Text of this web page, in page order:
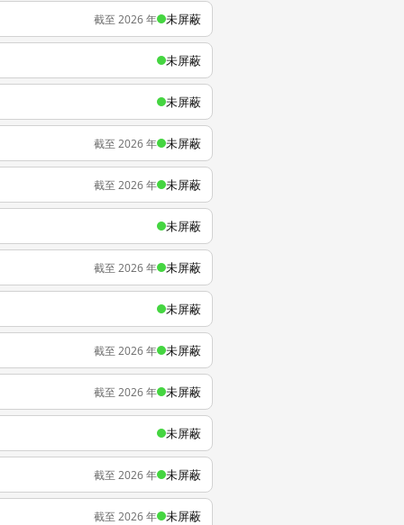
截至 2026 年 未屏蔽
未屏蔽
未屏蔽
截至 2026 年 未屏蔽
截至 2026 年 未屏蔽
未屏蔽
截至 2026 年 未屏蔽
未屏蔽
截至 2026 年 未屏蔽
截至 2026 年 未屏蔽
未屏蔽
截至 2026 年 未屏蔽
截至 2026 年 未屏蔽